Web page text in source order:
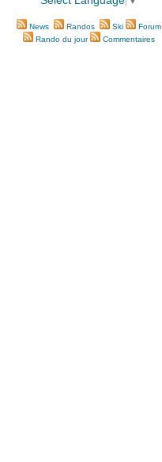
News Randos Ski
Forum
Rando du jour
Commentaires